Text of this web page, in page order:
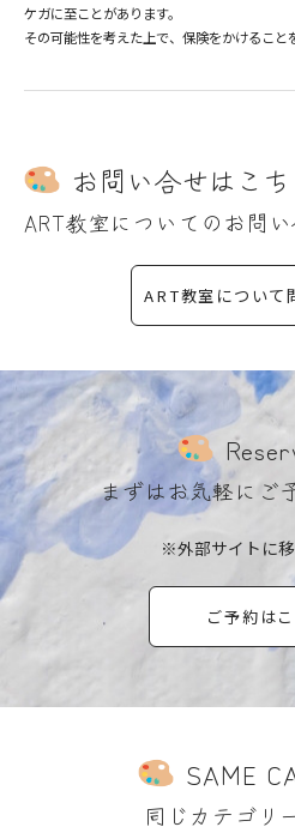
ケガに至ことがあります。
その可能性を考えた上で、保険をかけること
ART教室についてのお問
お問い合せはこち
ART教室について
まずはお気軽にご
※外部サイトに移
ご予約は
同じカテゴリ
SAME